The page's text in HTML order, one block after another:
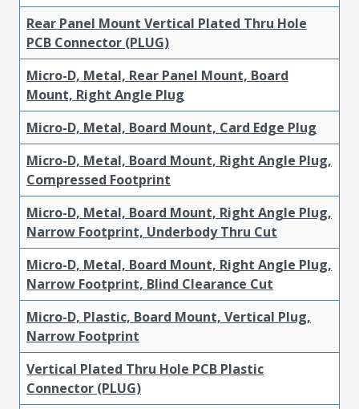
Rear Panel Mount Vertical Plated Thru Hole
PCB Connector (PLUG)
Micro-D, Metal, Rear Panel Mount, Board
Mount, Right Angle Plug
Micro-D, Metal, Board Mount, Card Edge Plug
Micro-D, Metal, Board Mount, Right Angle Plug,
Compressed Footprint
Micro-D, Metal, Board Mount, Right Angle Plug,
Narrow Footprint, Underbody Thru Cut
Micro-D, Metal, Board Mount, Right Angle Plug,
Narrow Footprint, Blind Clearance Cut
Micro-D, Plastic, Board Mount, Vertical Plug,
Narrow Footprint
Vertical Plated Thru Hole PCB Plastic
Connector (PLUG)